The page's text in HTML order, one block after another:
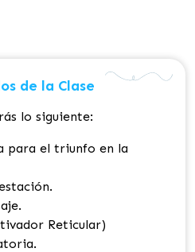
de la Clase
lo siguiente:
para el triunfo en la
Reticular)